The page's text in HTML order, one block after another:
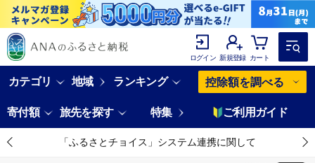
ログイン 新規登録 カート
カテゴリ 地域 ランキング 控除額を調べる
寄付額 旅先を探す 特集 ご利用ガイド
「ふるさとチョイス」システム連携に関して